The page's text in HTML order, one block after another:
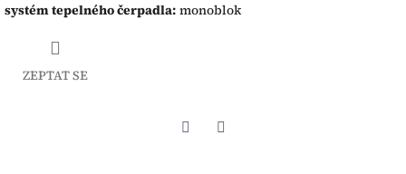
systém tepelného čerpadla: monoblok
ZEPTAT SE